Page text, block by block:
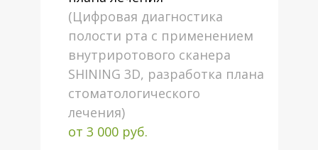
(Цифровая диагностика
полости рта с применением
внутриротового сканера
SHINING 3D, разработка плана
стоматологического
лечения)
от 3 000 руб.